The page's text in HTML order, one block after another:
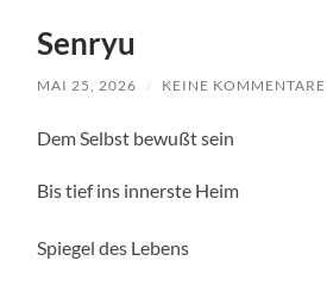
Senryu
MAI 25, 2026 / KEINE KOMMENTARE
Dem Selbst bewußt sein
Bis tief ins innerste Heim
Spiegel des Lebens